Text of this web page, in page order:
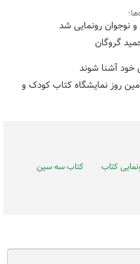
نوجوان رونمایی شد
گروگان
خود آشنا شوند
روز نمایشگاه کتاب کودک و
کتاب
کتاب سه سین